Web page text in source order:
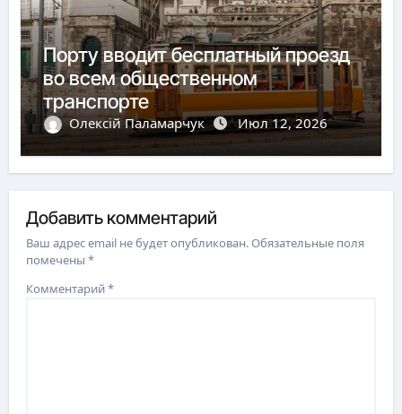
Порту вводит бесплатный проезд
во всем общественном
транспорте
Олексій Паламарчук Июл 12, 2026
Добавить комментарий
Ваш адрес email не будет опубликован.Обязательные поля
помечены*
Комментарий*